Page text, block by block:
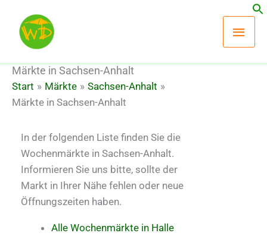
Inhalt
springen
Märkte in Sachsen-Anhalt
Start Märkte
Sachsen-Anhalt
Märkte in Sachsen-Anhalt
In der folgenden Liste finden Sie die
Wochenmärkte in Sachsen-Anhalt.
Informieren Sie uns bitte, sollte der
Markt in Ihrer Nähe fehlen oder neue
Öffnungszeiten haben.
Alle Wochenmärkte in Halle